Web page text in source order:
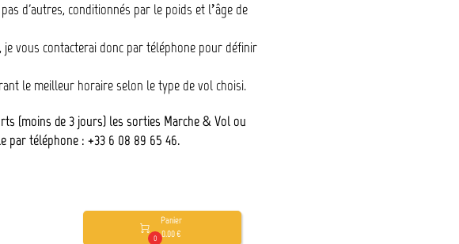
d'autres, conditionnés par le poids et l’âge de
vous contacterai donc par téléphone pour définir
le meilleur horaire selon le type de vol choisi.
(moins de 3 jours) les sorties Marche & Vol ou
par téléphone : +33 6 08 89 65 46.

0
Panier
0.00 €